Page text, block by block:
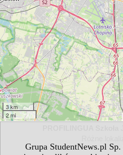
Grupa StudentNews.pl
3 km
2 mi